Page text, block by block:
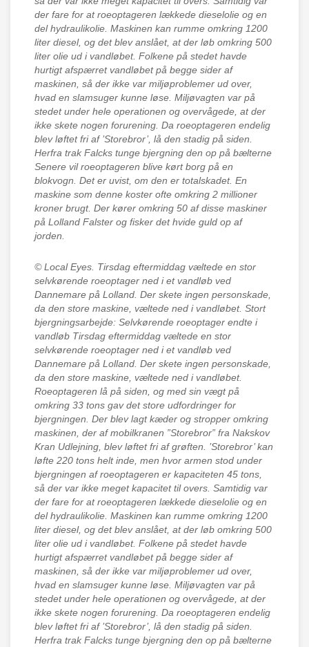
der fare for at roeoptageren lækkede dieselolie og en
del hydraulikolie. Maskinen kan rumme omkring 1200
liter diesel, og det blev anslået, at der løb omkring 500
liter olie ud i vandløbet. Folkene på stedet havde
hurtigt afspærret vandløbet på begge sider af
maskinen, så der ikke var miljøproblemer ud over,
hvad en slamsuger kunne løse. Miljøvagten var på
stedet under hele operationen og overvågede, at der
ikke skete nogen forurening. Da roeoptageren endelig
blev løftet fri af ’Storebror’, lå den stadig på siden.
Herfra trak Falcks tunge bjergning den op på bælterne
Senere vil roeoptageren blive kørt borg på en
blokvogn. Det er uvist, om den er totalskadet. En
maskine som denne koster ofte omkring 2 millioner
kroner brugt. Der kører omkring 50 af disse maskiner
på Lolland Falster og fisker det hvide guld op af
jorden.
© Local Eyes. Tirsdag eftermiddag væltede en stor
selvkørende roeoptager ned i et vandløb ved
Dannemare på Lolland. Der skete ingen personskade,
da den store maskine, væltede ned i vandløbet. Stort
bjergningsarbejde: Selvkørende roeoptager endte i
vandløb Tirsdag eftermiddag væltede en stor
selvkørende roeoptager ned i et vandløb ved
Dannemare på Lolland. Der skete ingen personskade,
da den store maskine, væltede ned i vandløbet.
Roeoptageren lå på siden, og med sin vægt på
omkring 33 tons gav det store udfordringer for
bjergningen. Der blev lagt kæder og stropper omkring
maskinen, der af mobilkranen ”Storebror” fra Nakskov
Kran Udlejning, blev løftet fri af grøften. ’Storebror’ kan
løfte 220 tons helt inde, men hvor armen stod under
bjergningen af roeoptageren er kapaciteten 45 tons,
så der var ikke meget kapacitet til overs. Samtidig var
der fare for at roeoptageren lækkede dieselolie og en
del hydraulikolie. Maskinen kan rumme omkring 1200
liter diesel, og det blev anslået, at der løb omkring 500
liter olie ud i vandløbet. Folkene på stedet havde
hurtigt afspærret vandløbet på begge sider af
maskinen, så der ikke var miljøproblemer ud over,
hvad en slamsuger kunne løse. Miljøvagten var på
stedet under hele operationen og overvågede, at der
ikke skete nogen forurening. Da roeoptageren endelig
blev løftet fri af ’Storebror’, lå den stadig på siden.
Herfra trak Falcks tunge bjergning den op på bælterne